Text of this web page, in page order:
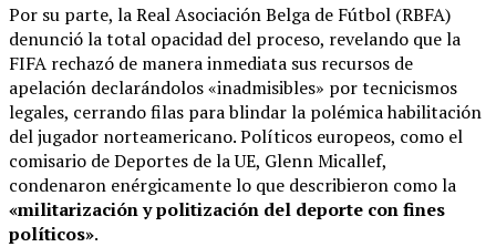
Por su parte, la Real Asociación Belga de Fútbol (RBFA)
denunció la total opacidad del proceso, revelando que la
FIFA rechazó de manera inmediata sus recursos de
apelación declarándolos «inadmisibles» por tecnicismos
legales, cerrando filas para blindar la polémica habilitación
del jugador norteamericano. Políticos europeos, como el
comisario de Deportes de la UE, Glenn Micallef,
condenaron enérgicamente lo que describieron como la
«militarización y politización del deporte con fines
políticos».